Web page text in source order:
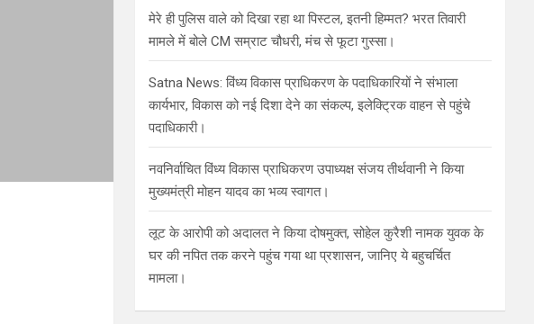
मेरे ही पुलिस वाले को दिखा रहा था पिस्टल, इतनी हिम्मत? भरत तिवारी
मामले में बोले CM सम्राट चौधरी, मंच से फूटा गुस्सा।
Satna News: विंध्य विकास प्राधिकरण के पदाधिकारियों ने संभाला
कार्यभार, विकास को नई दिशा देने का संकल्प, इलेक्ट्रिक वाहन से पहुंचे
पदाधिकारी।
नवनिर्वाचित विंध्य विकास प्राधिकरण उपाध्यक्ष संजय तीर्थवानी ने किया
मुख्यमंत्री मोहन यादव का भव्य स्वागत।
लूट के आरोपी को अदालत ने किया दोषमुक्त, सोहेल कुरैशी नामक युवक के
घर की नपित तक करने पहुंच गया था प्रशासन, जानिए ये बहुचर्चित
मामला।